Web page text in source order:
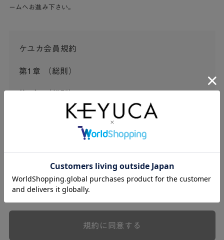
ームへお進み下さい。
ケユカ会員規約
第1章 （総則）
この会員規約（以下「本規約」といいます。）は、河淳株
式会社ケユカ事業部（以下「弊社」といいます。）が提供
する一連のサービスに関し、弊社が次条の定めに従い入会
本規約は、会員と弊社との間のサービスの利用に関わる一
切の関係に適用されるものとします。
弊社が一連のサービスを提供するにあたり、本規約のほ
ら個別規定はその名称のいかんに関わらず、本規約の一部
規約に同意する